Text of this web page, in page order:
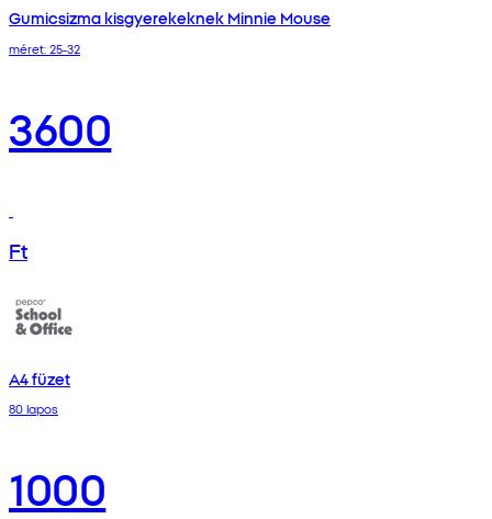
Gumicsizma kisgyerekeknek Minnie Mouse
méret: 25-32
3600
Ft
A4 füzet
80 lapos
1000